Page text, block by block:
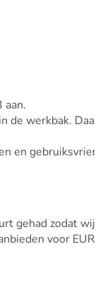
werkbak.
en
gehad zodat
voor